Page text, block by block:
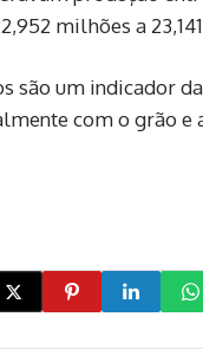
milhões a
são um indicador
com o grão e